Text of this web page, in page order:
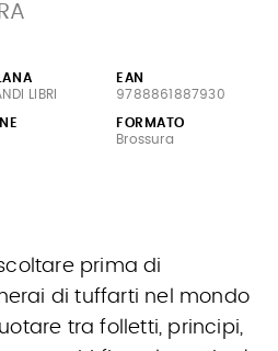
LIBRI
EAN
9788861887930
FORMATO
Brossura
prima di
di tuffarti nel mondo
tra folletti, principi,